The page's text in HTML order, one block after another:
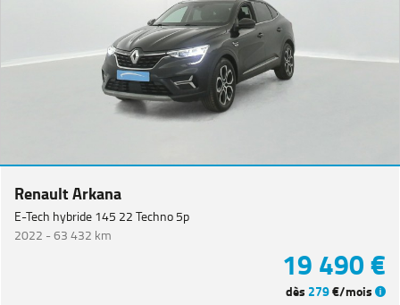
Renault Arkana
E-Tech hybride 145 22 Techno 5p
2022 -63 432 km
19 490 €
dès 279€/mois